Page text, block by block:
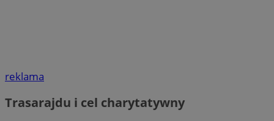
reklama
Trasarajdu i cel charytatywny